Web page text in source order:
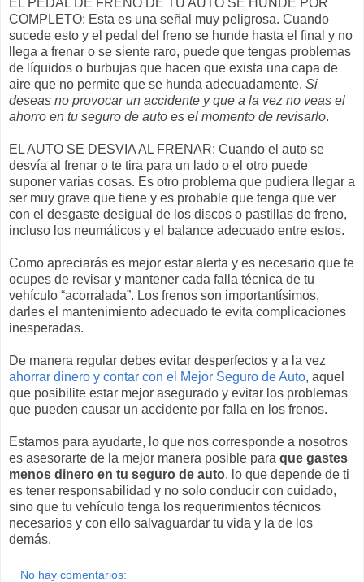
EL PEDAL DE FRENO DE TU AUTO SE HUNDE POR
COMPLETO: Esta es una señal muy peligrosa. Cuando
sucede esto y el pedal del freno se hunde hasta el final y no
llega a frenar o se siente raro, puede que tengas problemas
de líquidos o burbujas que hacen que exista una capa de
aire que no permite que se hunda adecuadamente. Si
deseas no provocar un accidente y que a la vez no veas el
ahorro en tu seguro de auto es el momento de revisarlo.
EL AUTO SE DESVIA AL FRENAR: Cuando el auto se
desvía al frenar o te tira para un lado o el otro puede
suponer varias cosas. Es otro problema que pudiera llegar a
ser muy grave que tiene y es probable que tenga que ver
con el desgaste desigual de los discos o pastillas de freno,
incluso los neumáticos y el balance adecuado entre estos.
Como apreciarás es mejor estar alerta y es necesario que te
ocupes de revisar y mantener cada falla técnica de tu
vehículo “acorralada”. Los frenos son importantísimos,
darles el mantenimiento adecuado te evita complicaciones
inesperadas.
De manera regular debes evitar desperfectos y a la vez
ahorrar dinero y contar con el Mejor Seguro de Auto, aquel
que posibilite estar mejor asegurado y evitar los problemas
que pueden causar un accidente por falla en los frenos.
Estamos para ayudarte, lo que nos corresponde a nosotros
es asesorarte de la mejor manera posible para que gastes
menos dinero en tu seguro de auto, lo que depende de ti
es tener responsabilidad y no solo conducir con cuidado,
sino que tu vehículo tenga los requerimientos técnicos
necesarios y con ello salvaguardar tu vida y la de los
demás.
No hay comentarios: